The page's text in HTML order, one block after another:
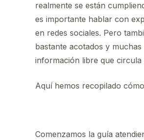
realmente se están
es importante hablar con
en redes sociales. Pero
bastante acotados y
información libre que
Aquí hemos recopilado cómo
Comenzamos la guía